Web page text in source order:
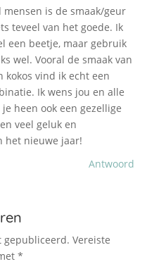
mensen is de smaak/geur
teveel van het goede. Ik
een beetje, maar gebruik
wel. Vooral de smaak van
kokos vind ik echt een
Ik wens jou en alle
heen ook een gezellige
veel geluk en
het nieuwe jaar!
Antwoord
gepubliceerd. Vereiste
*